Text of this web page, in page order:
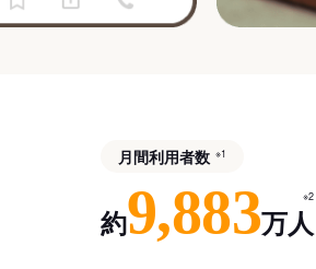
月間利用者数 ※1
約9,883万人
※2